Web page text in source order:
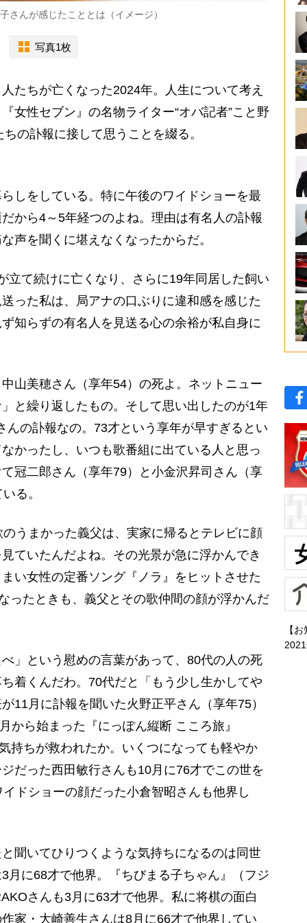
さんが感じたこととは（イメージ）
写真1枚
ちが亡くなった2024年。人生について考え
女性セブン』の名物ライター“オバ記者”こと野
の訃報に接して思うことを綴る。
しをしている。特に午後のワイドショーを最
から4～5年経つのよね。理由は有名人の訃報
声を聞くに堪えなくなったからだ。
て続けに亡くなり、さらに19年同居した飼い
った私は、局アナの口ぶりに違和感を感じた
知らずの有名人を見送る心の余裕が私自身に
山美穂さん（享年54）の死よ。ネットニュー
と繰り返したもの。そして思い出したのが1年
んの訃報なの。73才という享年が早すぎるとい
かったし、いつも歌番組に出ている人と思っ
冠二郎さん（享年79）と小金沢昇司さん（享
る。
うまかった義父は、実家に帰るとテレビに顔
ていたんだよね。その光景が急に浮かんでき
い女性の定番ソング『ノラ』をヒットさせた
ったときも、義父とその歌仲間の顔が浮かんだ
」という慰めの言葉があって、80代の人の死
着くんだわ。70代だと「もう少し生かしてや
11月に訃報を聞いた火野正平さん（享年75）
から始まった『にっぽん縦断 こころ旅』
持ちが救われたか。いくつになっても軽やか
だった西田敏行さんも10月に76才でこの世を
ドショーの顔だった小倉智昭さんも他界し
聞いてひりつくような気持ちになるのは同世
月に68才で他界。『ちびまる子ちゃん』（フジ
さんも3月に63才で他界。私に将棋の面白
家・大崎善生さんは8月に66才で他界してい
【